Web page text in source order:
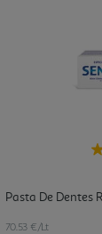
Pasta De Dentes
70.53 €/Lt